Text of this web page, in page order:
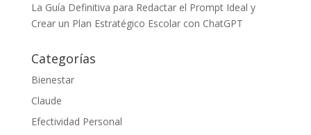
La Guía Definitiva para Redactar el Prompt Ideal y
Crear un Plan Estratégico Escolar con ChatGPT
Categorías
Bienestar
Claude
Efectividad Personal